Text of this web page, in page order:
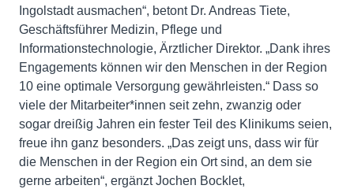
Ingolstadt ausmachen“, betont Dr. Andreas Tiete,
Geschäftsführer Medizin, Pflege und
Informationstechnologie, Ärztlicher Direktor. „Dank ihres
Engagements können wir den Menschen in der Region
10 eine optimale Versorgung gewährleisten.“ Dass so
viele der Mitarbeiter*innen seit zehn, zwanzig oder
sogar dreißig Jahren ein fester Teil des Klinikums seien,
freue ihn ganz besonders. „Das zeigt uns, dass wir für
die Menschen in der Region ein Ort sind, an dem sie
gerne arbeiten“, ergänzt Jochen Bocklet,